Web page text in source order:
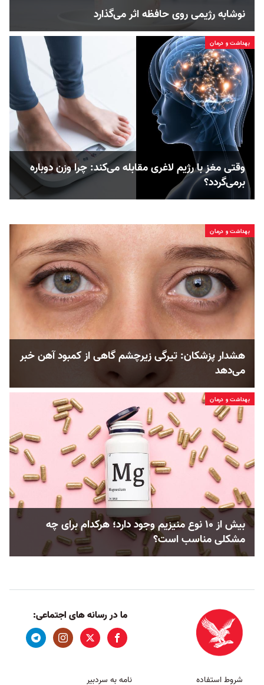
نوشابه رژیمی روی حافظه اثر می‌گذارد
بهداشت و درمان
وقتی مغز با رژیم لاغری مقابله می‌کند: چرا وزن دوباره
برمی‌گردد؟
بهداشت و درمان
هشدار پزشکان: تیرگی زیرچشم گاهی از کمبود آهن خبر
می‌دهد
بهداشت و درمان
بیش از ۱۰ نوع منیزیم وجود دارد؛ هر‌کدام برای چه
مشکلی مناسب‌ است؟
ما در رسانه های اجتماعی:
شروط استفاده نامه به سردبیر